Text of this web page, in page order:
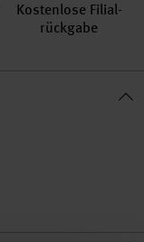
Kosten­lose Filial­
rückgabe